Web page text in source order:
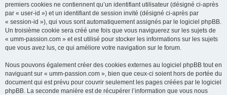
premiers cookies ne contiennent qu’un identifiant utilisateur (désigné ci-après
par « user-id ») et un identifiant de session invité (désigné ci-après par
« session-id »), qui vous sont automatiquement assignés par le logiciel phpBB.
Un troisième cookie sera créé une fois que vous naviguerez sur les sujets de
« umm-passion.com » et est utilisé pour stocker les informations sur les sujets
que vous avez lus, ce qui améliore votre navigation sur le forum.
Nous pouvons également créer des cookies externes au logiciel phpBB tout en
naviguant sur « umm-passion.com », bien que ceux-ci soient hors de portée du
document qui est prévu pour couvrir seulement les pages créées par le logiciel
phpBB. La seconde manière est de récupérer l’information que vous nous